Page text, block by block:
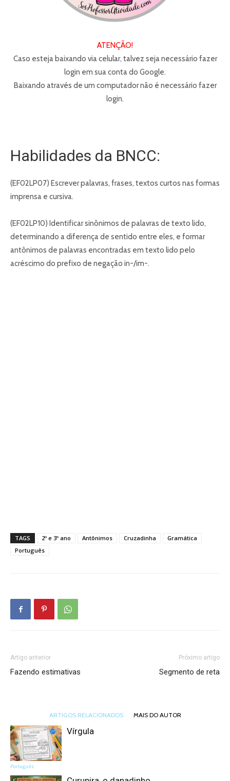
ATENÇÃO!
Caso esteja baixando via celular, talvez seja necessário fazer
login em sua conta do Google.
Baixando através de um computador não é necessário fazer
login.
Habilidades da BNCC:
(EF02LP07) Escrever palavras, frases, textos curtos nas formas
imprensa e cursiva.
(EF02LP10) Identificar sinônimos de palavras de texto lido,
determinando a diferença de sentido entre eles, e formar
antônimos de palavras encontradas em texto lido pelo
acréscimo do prefixo de negação in-/im-.
TAGS 2º e 3º ano Antônimos Cruzadinha
Gramática
Português
Artigo anterior
Fazendo estimativas
Próximo artigo
Segmento de reta
ARTIGOS RELACIONADOS MAIS DO AUTOR
Português
Vírgula